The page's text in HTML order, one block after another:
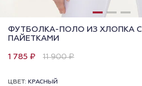
ФУТБОЛКА-ПОЛО ИЗ ХЛОПКА С
ПАЙЕТКАМИ
1 785 ₽ 11 900 ₽
ЦВЕТ: КРАСНЫЙ